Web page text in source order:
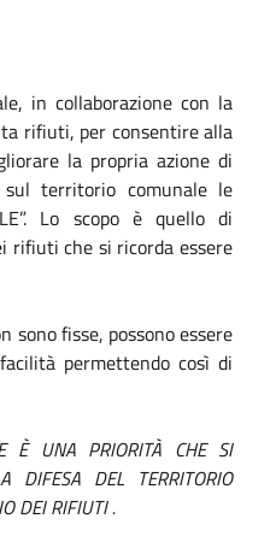
in collaborazione con la
rifiuti, per consentire alla
la propria azione di
territorio comunale le
Lo scopo è quello di
rifiuti che si ricorda essere
sono fisse, possono essere
permettendo così di
È UNA PRIORITÀ CHE SI
DIFESA DEL TERRITORIO
DEI RIFIUTI .